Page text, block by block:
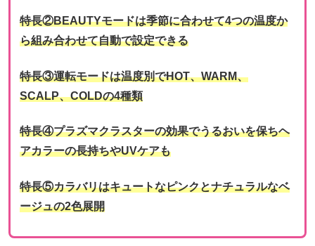
特長②BEAUTYモードは季節に合わせて4つの温度か
ら組み合わせて自動で設定できる
特長③運転モードは温度別でHOT、WARM、
SCALP、COLDの4種類
特長④プラズマクラスターの効果でうるおいを保ちヘ
アカラーの長持ちやUVケアも
特長⑤カラバリはキュートなピンクとナチュラルなベ
ージュの2色展開